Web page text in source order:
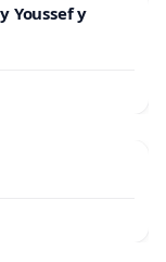
Youssef y